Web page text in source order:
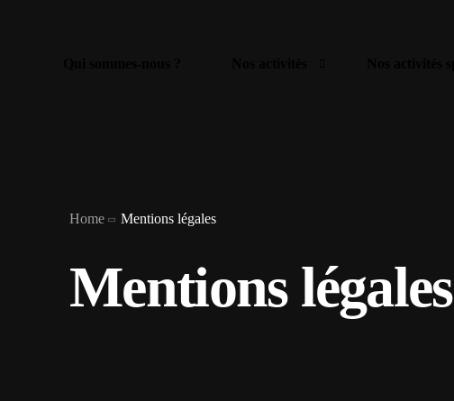
Climatisation
Home Mentions légales
Mentions légales